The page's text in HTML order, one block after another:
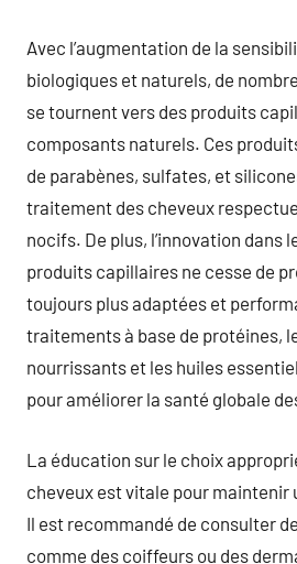
Avec l’augmentation de la
biologiques et naturels, de
se tournent vers des produits
composants naturels. Ces
de parabènes, sulfates, et
traitement des cheveux
nocifs. De plus, l’innovation dans
produits capillaires ne cesse de
toujours plus adaptées et
traitements à base de protéines,
nourrissants et les huiles
pour améliorer la santé globale
La éducation sur le choix
cheveux est vitale pour maintenir
Il est recommandé de consulter
comme des coiffeurs ou des